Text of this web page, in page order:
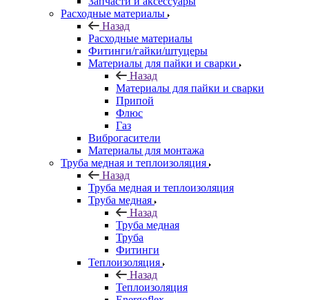
Расходные материалы
Назад
Расходные материалы
Фитинги/гайки/штуцеры
Материалы для пайки и сварки
Назад
Материалы для пайки и сварки
Припой
Флюс
Газ
Виброгасители
Материалы для монтажа
Труба медная и теплоизоляция
Назад
Труба медная и теплоизоляция
Труба медная
Назад
Труба медная
Труба
Фитинги
Теплоизоляция
Назад
Теплоизоляция